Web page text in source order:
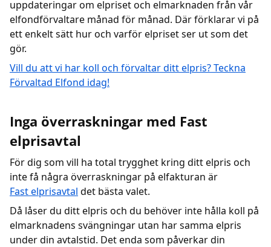
uppdateringar om elpriset och elmarknaden från vår
elfondförvaltare månad för månad. Där förklarar vi på
ett enkelt sätt hur och varför elpriset ser ut som det
gör.
Vill du att vi har koll och förvaltar ditt elpris? Teckna
Förvaltad Elfond idag!
Inga överraskningar med Fast
elprisavtal
För dig som vill ha total trygghet kring ditt elpris och
inte få några överraskningar på elfakturan är
Fast elprisavtal det bästa valet.
Då låser du ditt elpris och du behöver inte hålla koll på
elmarknadens svängningar utan har samma elpris
under din avtalstid. Det enda som påverkar din